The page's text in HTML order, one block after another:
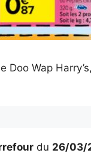
Doo Wap
du 26/03/